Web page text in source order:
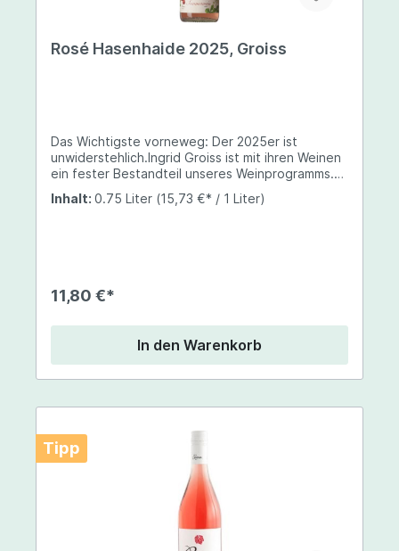
Rosé Hasenhaide 2025, Groiss
Das Wichtigste vorneweg: Der 2025er ist
unwiderstehlich.Ingrid Groiss ist mit ihren Weinen
ein fester Bestandteil unseres Weinprogramms.
Zweigelt. Schonend gepresst und bis Januar auf
unkomplizierter Speisenbegleiter. Er macht vor
Inhalt: 0.75 Liter (15,73 €* / 1 Liter)
11,80 €*
In den Warenkorb
Tipp